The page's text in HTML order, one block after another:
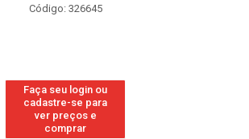
Código: 326645
Faça seu login ou
cadastre-se para
ver preços e
comprar